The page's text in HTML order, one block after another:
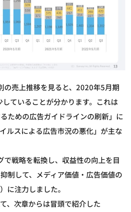
の売上推移を見ると、2020年5月期
ていることが分かります。これは
ための広告ガイドラインの刷新」に
ルスによる広告市況の悪化」が主な
戦略を転換し、収益性の向上を目
制して、メディア価値・広告価値の
に注力しました。
、次章からは冒頭で紹介した